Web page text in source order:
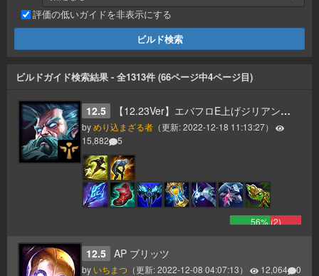
評価の低いガイドを非表示にする
ビルドガイド検索結果 - 全1313件 (66ページ中4ページ目)
12.5 【12.23Ver】エバフロE上げジリアンサポ ～「きもい」と言われたい全ての者へ～
byめり込まざる者 （更新:2022-12-18 11:13:27）
15,882
5
56% (2)
12.5 AP ブリッツ
by いちまつ （更新:2022-12-08 04:07:13） 12,064 0